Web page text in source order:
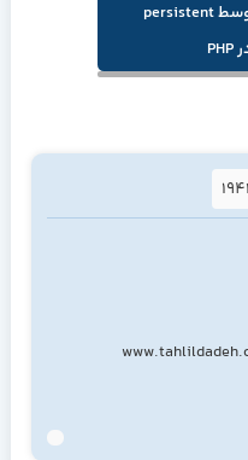
آموزش بهبود کارایی توسط persistent